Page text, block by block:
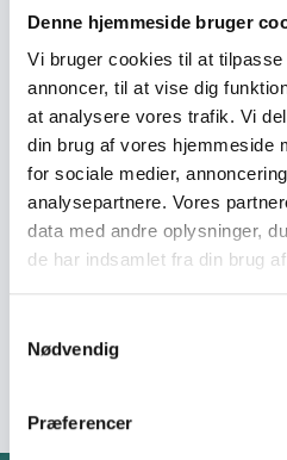
Denne hjemmeside bruger
Vi bruger cookies til at
annoncer, til at vise dig
at analysere vores trafik. Vi
din brug af vores hjemmeside
for sociale medier,
analysepartnere. Vores
data med andre oplysninger,
de har indsamlet fra din brug
Nødvendig
Præferencer
founded in Kyiv in 2016 that
civic awareness, sustainable
and social innovation. Its
through education,
with local authorities and civil
years, the organization has
awareness and educational
provides training,
support to communities,
literacy and responsible
European experiences in
social wellbeing.